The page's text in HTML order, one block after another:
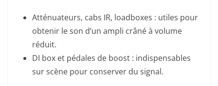
Atténuateurs, cabs IR, loadboxes : utiles pour
obtenir le son d’un ampli crâné à volume
réduit.
DI box et pédales de boost : indispensables
sur scène pour conserver du signal.